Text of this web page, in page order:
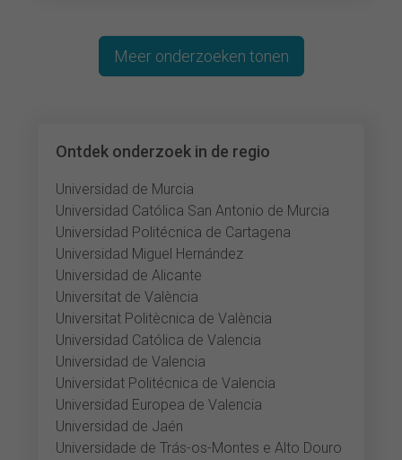
Ontdek onderzoek in de regio
Universidad de Murcia
Universidad Católica San Antonio de Murcia
Universidad Politécnica de Cartagena
Universidad Miguel Hernández
Universidad de Alicante
Universitat de València
Universitat Politècnica de València
Universidad Católica de Valencia
Universidad de Valencia
Universidat Politécnica de Valencia
Universidad Europea de Valencia
Universidad de Jaén
Universidade de Trás-os-Montes e Alto Douro
Meer onderzoeken tonen